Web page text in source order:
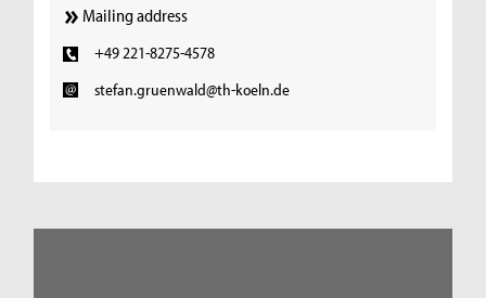
Mailing address
+49 221-8275-4578
stefan.gruenwald@th-koeln.de